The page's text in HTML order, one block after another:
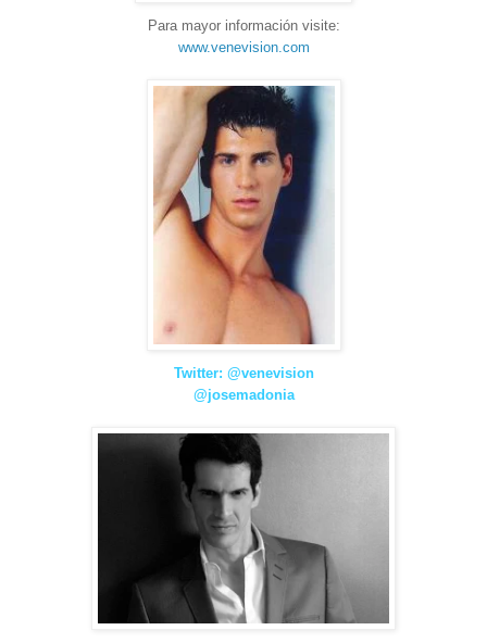
Para mayor información visite:
www.venevision.com
Twitter: @venevision
@josemadonia